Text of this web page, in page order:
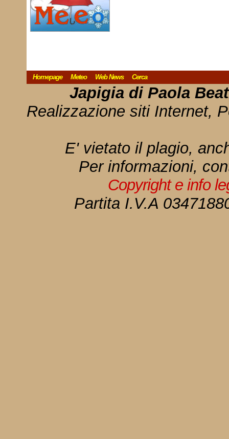
Homepage Meteo Web News Cerca
Japigia di Paola
Realizzazione siti Internet,
E' vietato il plagio,
Per informazioni,
Copyright e info
Partita I.V.A